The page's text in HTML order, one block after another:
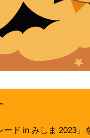
ード in みしま 2023